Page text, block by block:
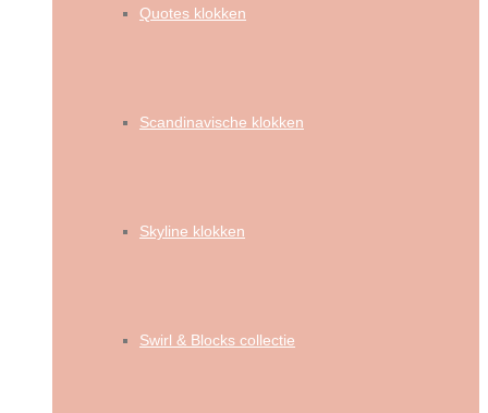
Quotes klokken
Scandinavische klokken
Skyline klokken
Swirl & Blocks collectie